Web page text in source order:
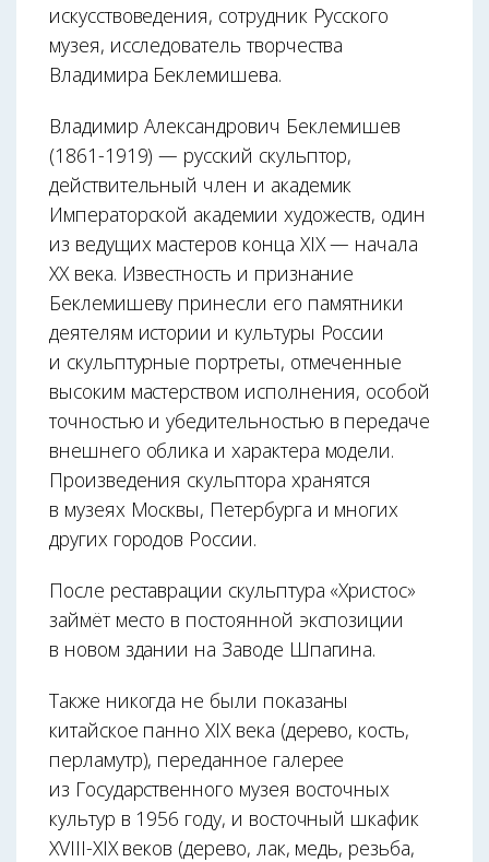
искусствоведения, сотрудник Русского
музея, исследователь творчества
Владимира Беклемишева.
Владимир Александрович Беклемишев
(1861-1919) — русский скульптор,
действительный член и академик
Императорской академии художеств, один
из ведущих мастеров конца XIX — начала
XX века. Известность и признание
Беклемишеву принесли его памятники
деятелям истории и культуры России
и скульптурные портреты, отмеченные
высоким мастерством исполнения, особой
точностью и убедительностью в передаче
внешнего облика и характера модели.
Произведения скульптора хранятся
в музеях Москвы, Петербурга и многих
других городов России.
После реставрации скульптура «Христос»
займёт место в постоянной экспозиции
в новом здании на Заводе Шпагина.
Также никогда не были показаны
китайское панно XIX века (дерево, кость,
перламутр), переданное галерее
из Государственного музея восточных
культур в 1956 году, и восточный шкафик
XVIII-XIX веков (дерево, лак, медь, резьба,